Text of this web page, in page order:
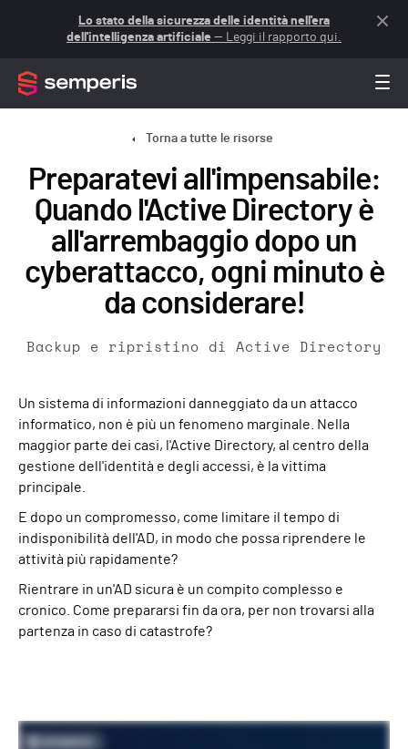
Lo stato della sicurezza delle identità nell'era
dell'intelligenza artificiale — Leggi il rapporto qui.
Torna a tutte le risorse
Preparatevi all'impensabile:
Quando l'Active Directory è
all'arrembaggio dopo un
cyberattacco, ogni minuto è
da considerare!
Backup e ripristino di Active Directory
Un sistema di informazioni danneggiato da un attacco
informatico, non è più un fenomeno marginale. Nella
maggior parte dei casi, l'Active Directory, al centro della
gestione dell'identità e degli accessi, è la vittima
principale.
E dopo un compromesso, come limitare il tempo di
indisponibilità dell'AD, in modo che possa riprendere le
attività più rapidamente?
Rientrare in un'AD sicura è un compito complesso e
cronico. Come prepararsi fin da ora, per non trovarsi alla
partenza in caso di catastrofe?